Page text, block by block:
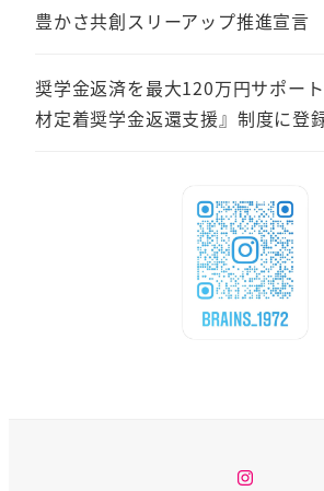
豊かさ共創スリーアップ推進宣言
奨学金返済を最大120万円サポー
材定着奨学金返還支援』制度に登